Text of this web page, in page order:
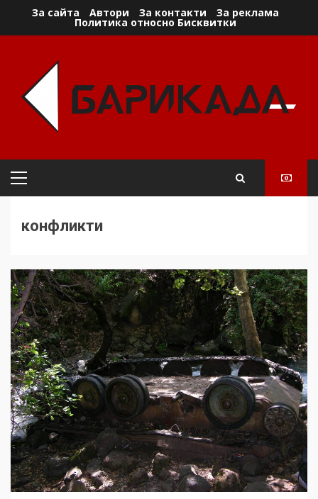
За сайта Автори За контакти За реклама
Политика относно Бисквитки
Primary
конфликти